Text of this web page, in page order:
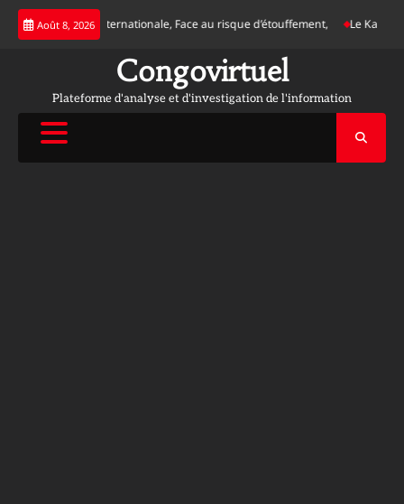
Skip
Août 8, 2026
d’une justice internationale, Face au risque d’étouffement, Le Katanga a
Congovirtuel
Plateforme d'analyse et d'investigation de l'information